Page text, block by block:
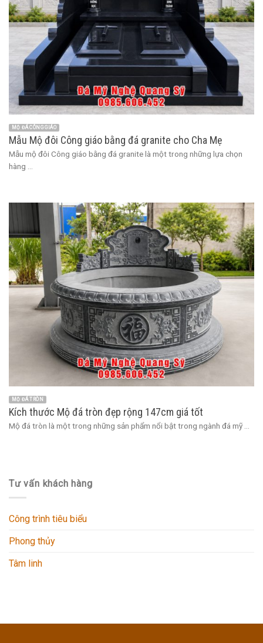
MỘ ĐÁ CÔNG GIÁO
Mẫu Mộ đôi Công giáo bằng đá granite cho Cha Mẹ
Mẫu mộ đôi Công giáo bằng đá granite là một trong những lựa chọn
hàng ...
MỘ ĐÁ TRÒN
Kích thước Mộ đá tròn đẹp rộng 147cm giá tốt
Mộ đá tròn là một trong những sản phẩm nổi bật trong ngành đá mỹ ...
Tư vấn khách hàng
Công trình tiêu biểu
Phong thủy
Tâm linh